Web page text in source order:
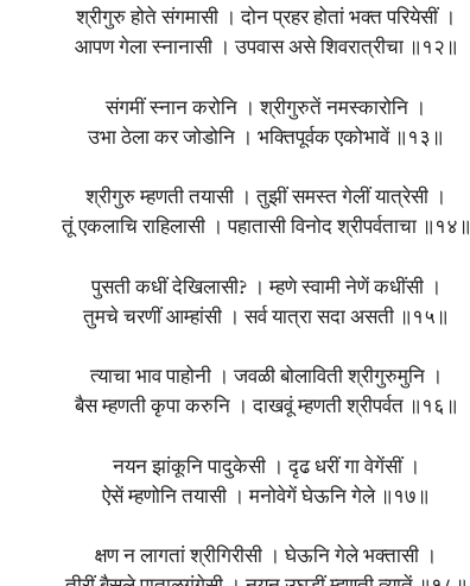
श्रीगुरु होते संगमासी । दोन प्रहर होतां भक्त परियेसीं ।
आपण गेला स्नानासी । उपवास असे शिवरात्रीचा ॥१२॥
संगमीं स्नान करोनि । श्रीगुरुतें नमस्कारोनि ।
उभा ठेला कर जोडोनि । भक्तिपूर्वक एकोभावें ॥१३॥
श्रीगुरु म्हणती तयासी । तुझीं समस्त गेलीं यात्रेसी ।
तूं एकलाचि राहिलासी । पहातासी विनोद श्रीपर्वताचा ॥१४॥
पुसती कधीं देखिलासी? । म्हणे स्वामी नेणें कधींसी ।
तुमचे चरणीं आम्हांसी । सर्व यात्रा सदा असती ॥१५॥
त्याचा भाव पाहोनी । जवळी बोलाविती श्रीगुरुमुनि ।
बैस म्हणती कृपा करुनि । दाखवूं म्हणती श्रीपर्वत ॥१६॥
नयन झांकूनि पादुकेसी । दृढ धरीं गा वेगेंसीं ।
ऐसें म्हणोनि तयासी । मनोवेगें घेऊनि गेले ॥१७॥
क्षण न लागतां श्रीगिरीसी । घेऊनि गेले भक्तासी ।